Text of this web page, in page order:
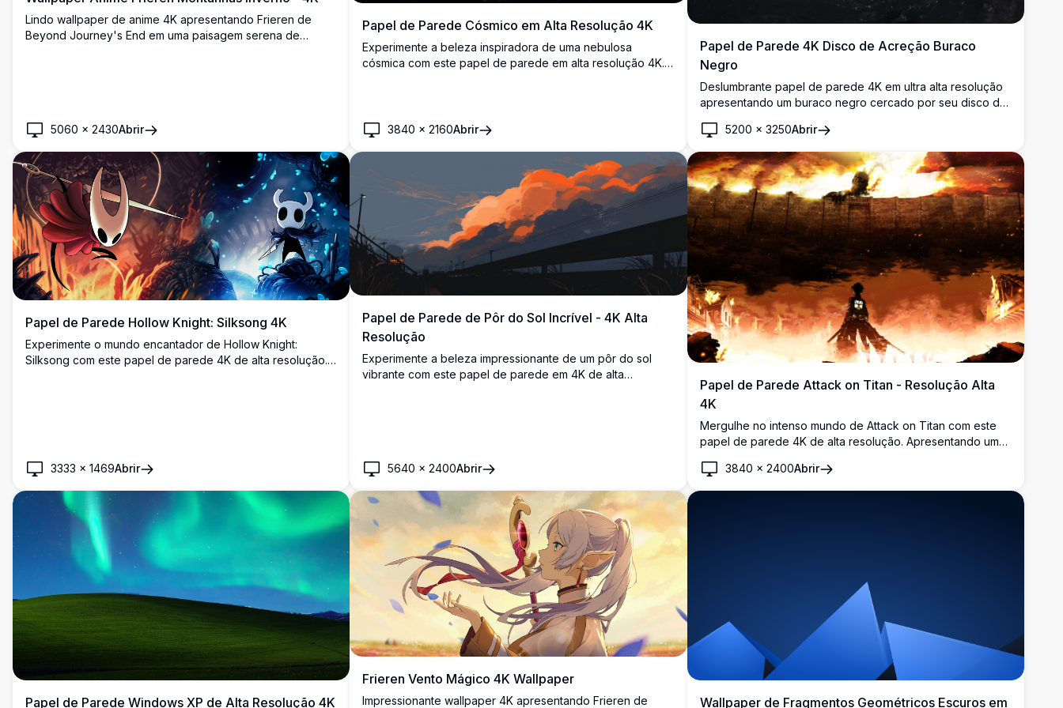
Lindo wallpaper de anime 4K apresentando Frieren de
Beyond Journey's End em uma paisagem serena de
5060 × 2430Abrir
Papel de Parede Cósmico em Alta Resolução 4K
Experimente a beleza inspiradora de uma nebulosa
cósmica com este papel de parede em alta resolução 4K.
trabalho. O primeiro plano escuro contrasta com o corpo
celestial luminoso, criando um efeito visual impressionante.
3840 ×2160Abrir
Papel de Parede 4K Disco de Acreção Buraco
Negro
Deslumbrante papel de parede 4K em ultra alta resolução
apresentando um buraco negro cercado por seu disco de
um espetáculo cósmico hipnotizante contra o pano de
fundo estrelado, trazendo os mistérios do espaço
profundo para sua área de trabalho com precisão científica
e detalhes visuais impressionantes.
5200 × 3250Abrir
Papel de Parede Hollow Knight: Silksong 4K
Experimente o mundo encantador de Hollow Knight:
Silksong com este papel de parede 4K de alta resolução.
3333 × 1469Abrir
Papel de Parede de Pôr do Sol Incrível - 4K Alta
Resolução
Experimente a beleza impressionante de um pôr do sol
vibrante com este papel de parede em 4K de alta
5640 ×2400Abrir
Papel de Parede Attack on Titan - Resolução Alta
4K
Mergulhe no intenso mundo de Attack on Titan com este
papel de parede 4K de alta resolução. Apresentando uma
Exploração contra um fundo ardente e um titã colossal
rompendo a muralha, esta obra captura a escala épica e a
3840 × 2400Abrir
Papel de Parede Windows XP de Alta Resolução 4K
Frieren Vento Mágico 4K Wallpaper
Impressionante wallpaper 4K apresentando Frieren de
Wallpaper de Fragmentos Geométricos Escuros em